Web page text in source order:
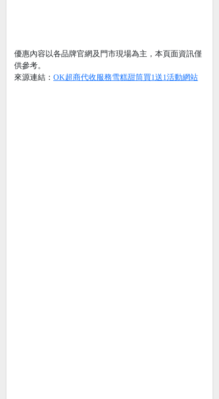
優惠內容以各品牌官網及門市現場為主，本頁面資訊僅
供參考。
來源連結： OK超商代收服務雪糕甜筒買1送1活動網站